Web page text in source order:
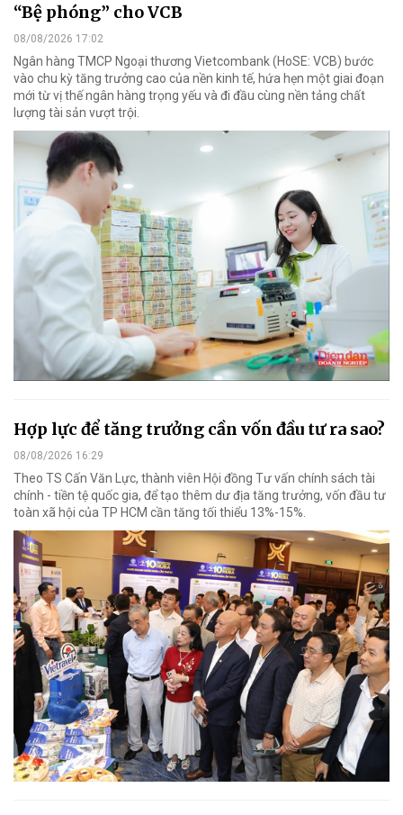
“Bệ phóng” cho VCB
08/08/2026 17:02
Ngân hàng TMCP Ngoại thương Vietcombank (HoSE: VCB) bước
vào chu kỳ tăng trưởng cao của nền kinh tế, hứa hẹn một giai đoạn
mới từ vị thế ngân hàng trọng yếu và đi đầu cùng nền tảng chất
lượng tài sản vượt trội.
Hợp lực để tăng trưởng cần vốn đầu tư ra sao?
08/08/2026 16:29
Theo TS Cấn Văn Lực, thành viên Hội đồng Tư vấn chính sách tài
chính - tiền tệ quốc gia, để tạo thêm dư địa tăng trưởng, vốn đầu tư
toàn xã hội của TP HCM cần tăng tối thiểu 13%-15%.